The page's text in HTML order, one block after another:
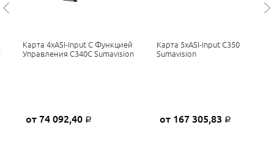
Карта 4xASI-Input С Функцией
Управления C340C Sumavision
от 74 092,40 Р
Карта 5xASI-Input C350
Sumavision
от 167 305,83 Р